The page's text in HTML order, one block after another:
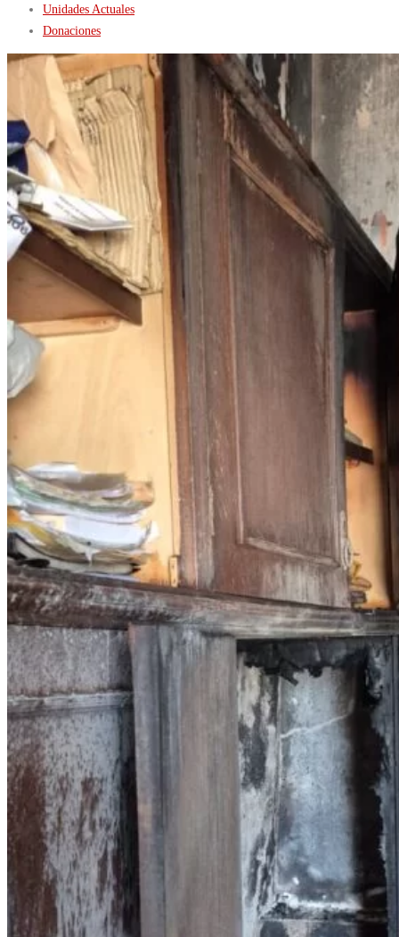
Unidades Actuales
Donaciones